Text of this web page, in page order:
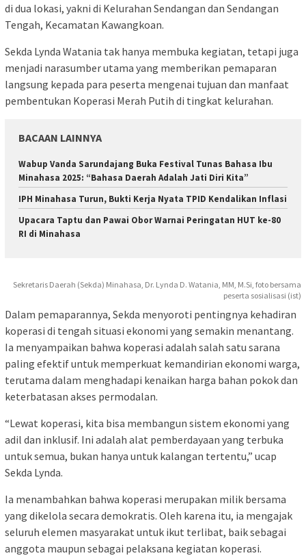
di dua lokasi, yakni di Kelurahan Sendangan dan Sendangan
Tengah, Kecamatan Kawangkoan.
Sekda Lynda Watania tak hanya membuka kegiatan, tetapi juga
menjadi narasumber utama yang memberikan pemaparan
langsung kepada para peserta mengenai tujuan dan manfaat
pembentukan Koperasi Merah Putih di tingkat kelurahan.
BACAAN LAINNYA
Wabup Vanda Sarundajang Buka Festival Tunas Bahasa Ibu
Minahasa 2025: “Bahasa Daerah Adalah Jati Diri Kita”
IPH Minahasa Turun, Bukti Kerja Nyata TPID Kendalikan Inflasi
Upacara Taptu dan Pawai Obor Warnai Peringatan HUT ke-80
RI di Minahasa
Sekretaris Daerah (Sekda) Minahasa, Dr. Lynda D. Watania, MM, M.Si, foto bersama
peserta sosialisasi (ist)
Dalam pemaparannya, Sekda menyoroti pentingnya kehadiran
koperasi di tengah situasi ekonomi yang semakin menantang.
Ia menyampaikan bahwa koperasi adalah salah satu sarana
paling efektif untuk memperkuat kemandirian ekonomi warga,
terutama dalam menghadapi kenaikan harga bahan pokok dan
keterbatasan akses permodalan.
“Lewat koperasi, kita bisa membangun sistem ekonomi yang
adil dan inklusif. Ini adalah alat pemberdayaan yang terbuka
untuk semua, bukan hanya untuk kalangan tertentu,” ucap
Sekda Lynda.
Ia menambahkan bahwa koperasi merupakan milik bersama
yang dikelola secara demokratis. Oleh karena itu, ia mengajak
seluruh elemen masyarakat untuk ikut terlibat, baik sebagai
anggota maupun sebagai pelaksana kegiatan koperasi.